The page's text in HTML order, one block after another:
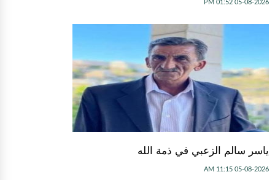
05-08-2026 01:52 PM
ياسر سالم الزعبي في ذمة الله
05-08-2026 11:15 AM